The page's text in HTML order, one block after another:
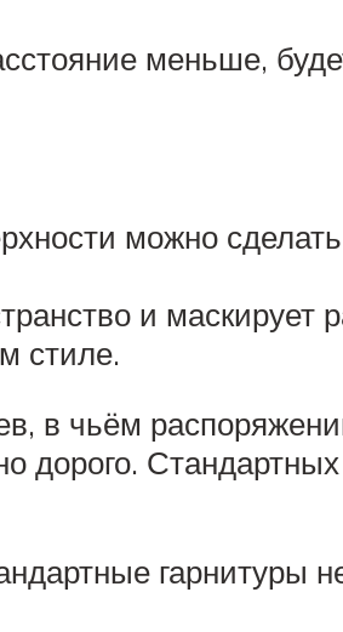
меньше,
можно
и маскирует
стиле.
в чьём
дорого. Стандартных
гарнитуры